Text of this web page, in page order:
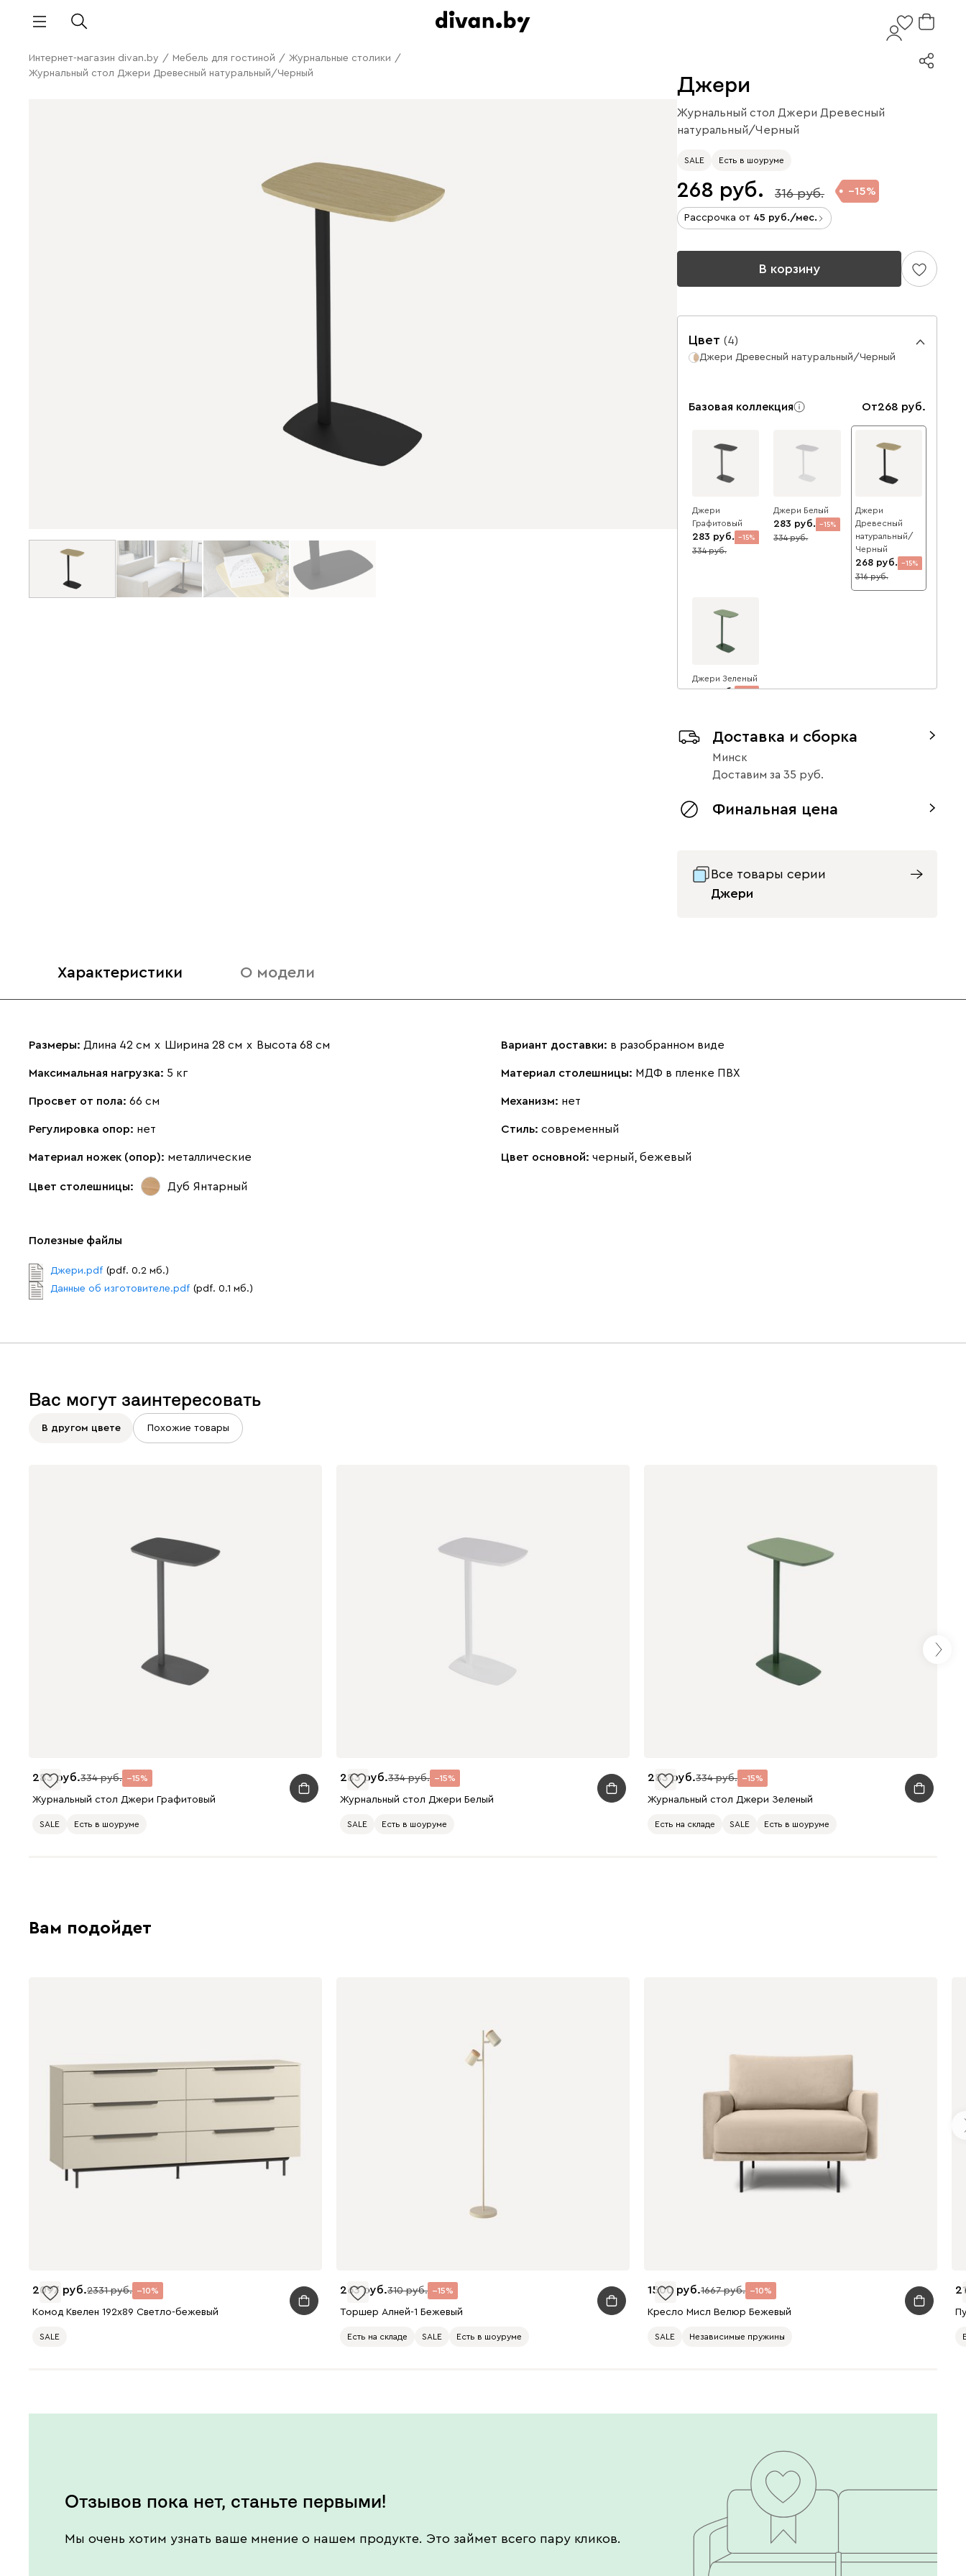
Интернет-магазин divan.by / Мебель для гостиной / Журнальные столики /
Журнальный стол Джери Древесный натуральный/Черный
Джери
Журнальный стол Джери Древесный
натуральный/Черный
SALE Есть в шоуруме
268 316 15
Рассрочка от 45 /мес.
В корзину
Цвет (4)
Джери Древесный натуральный/Черный
Базовая коллекция От268
Джери
Графитовый
283 15
334
Джери Белый
283 15
334
Джери
Древесный
натуральный/
Черный
268 15
316
Джери Зеленый
283
Доставка и сборка
Минск
Доставим за 35
Финальная цена
Все товары серии
Джери
Характеристики О модели
Размеры: Длина 42 см х Ширина 28 см х Высота 68 см
Максимальная нагрузка: 5 кг
Просвет от пола: 66 см
Регулировка опор: нет
Материал ножек (опор): металлические
Цвет столешницы: Дуб Янтарный
Вариант доставки: в разобранном виде
Материал столешницы: МДФ в пленке ПВХ
Механизм: нет
Стиль: современный
Цвет основной: черный, бежевый
Полезные файлы
Джери.pdf (pdf. 0.2 мб.)
Данные об изготовителе.pdf (pdf. 0.1 мб.)
Вас могут заинтересовать
В другом цвете Похожие товары
283 334 15
Журнальный стол Джери Графитовый
SALE Есть в шоуруме
283 334 15
Журнальный стол Джери Белый
SALE Есть в шоуруме
283 334 15
Журнальный стол Джери Зеленый
Есть на складе SALE Есть в шоуруме
Вам подойдет
2097 2331 10
Комод Квелен 192x89 Светло-бежевый
SALE
263 310 15
Торшер Алней-1 Бежевый
Есть на складе SALE Есть в шоуруме
1500 1667 10
Кресло Мисл Велюр Бежевый
SALE Независимые пружины
Отзывов пока нет, станьте первыми!
Мы очень хотим узнать ваше мнение о нашем продукте. Это займет всего пару кликов.